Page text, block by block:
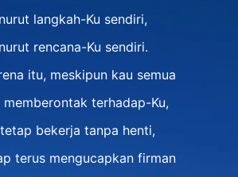
langkah-Ku sendiri,
rencana-Ku sendiri.
itu, meskipun kau semua
memberontak terhadap-Ku,
bekerja tanpa henti,
terus mengucapkan firman